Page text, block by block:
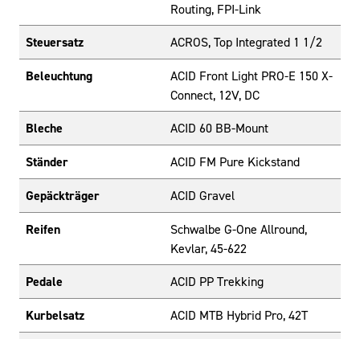
Routing, FPI-Link
Steuersatz ACROS, Top Integrated 1 1/2
Beleuchtung
ACID Front Light PRO-E 150 X-
Connect, 12V, DC
Bleche ACID 60 BB-Mount
Ständer ACID FM Pure Kickstand
Gepäckträger ACID Gravel
Reifen
Schwalbe G-One Allround,
Kevlar, 45-622
Pedale ACID PP Trekking
Kurbelsatz ACID MTB Hybrid Pro, 42T